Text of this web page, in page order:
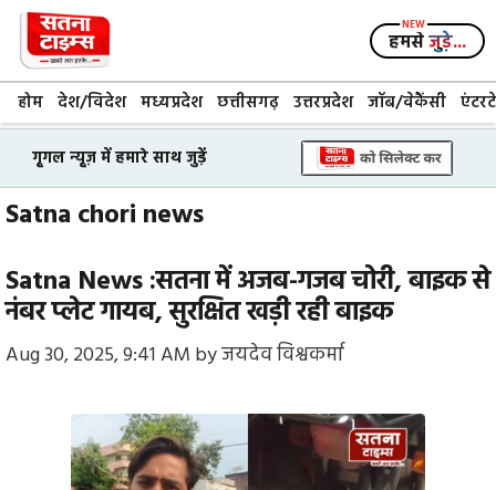
Skip
content
हमसेजुड़े...
होम देश/विदेश मध्यप्रदेश छत्तीसगढ़ उत्तरप्रदेश जॉब/वेकैंसी
गूगल न्यूज़ में हमारे साथ जुड़ें
Satna chori news
Satna News :सतना में अजब-गजब चोरी, बाइक से
नंबर प्लेट गायब, सुरक्षित खड़ी रही बाइक
Aug 30, 2025, 9:41 AM byजयदेव विश्वकर्मा